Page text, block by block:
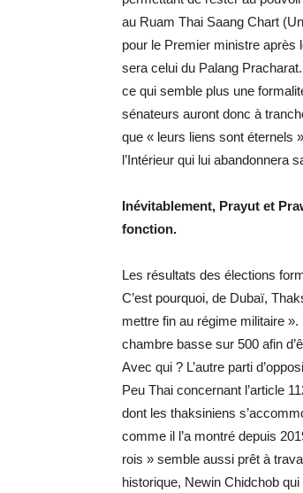
au Ruam Thai Saang Chart
pour le Premier ministre après
sera celui du Palang
ce qui semble plus une
sénateurs auront donc à
que « leurs liens sont éternels
l’Intérieur qui lui abandonnera
Inévitablement, Prayut et
fonction.
Les résultats des élections
C’est pourquoi, de Dubaï,
mettre fin au régime militaire ».
chambre basse sur 500 afin
Avec qui ? L’autre parti
Peu Thai concernant l’article
dont les thaksiniens
comme il l’a montré depuis
rois » semble aussi prêt à
historique, Newin Chidchob qui